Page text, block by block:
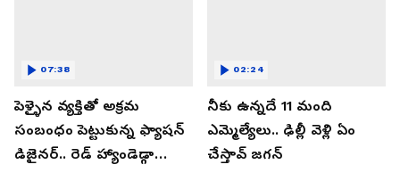
పెళ్ళైన వ్యక్తితో అక్రమ
సంబంధం పెట్టుకున్న ఫ్యాషన్
డిజైనర్.. రెడ్ హ్యాండెడ్గా
07:38
నీకు ఉన్నదే 11 మంది
ఎమ్మెల్యేలు.. ఢిల్లీ వెళ్లి ఏం
చేస్తావ్ జగన్
02:24